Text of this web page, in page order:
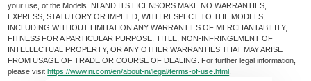
your use, of the Models. NI AND ITS LICENSORS MAKE NO WARRANTIES,
EXPRESS, STATUTORY OR IMPLIED, WITH RESPECT TO THE MODELS,
INCLUDING WITHOUT LIMITATION ANY WARRANTIES OF MERCHANTABILITY,
FITNESS FOR A PARTICULAR PURPOSE, TITLE, NON-INFRINGEMENT OF
INTELLECTUAL PROPERTY, OR ANY OTHER WARRANTIES THAT MAY ARISE
FROM USAGE OF TRADE OR COURSE OF DEALING. For further legal information,
please visithttps://www.ni.com/en/about-ni/legal/terms-of-use.html